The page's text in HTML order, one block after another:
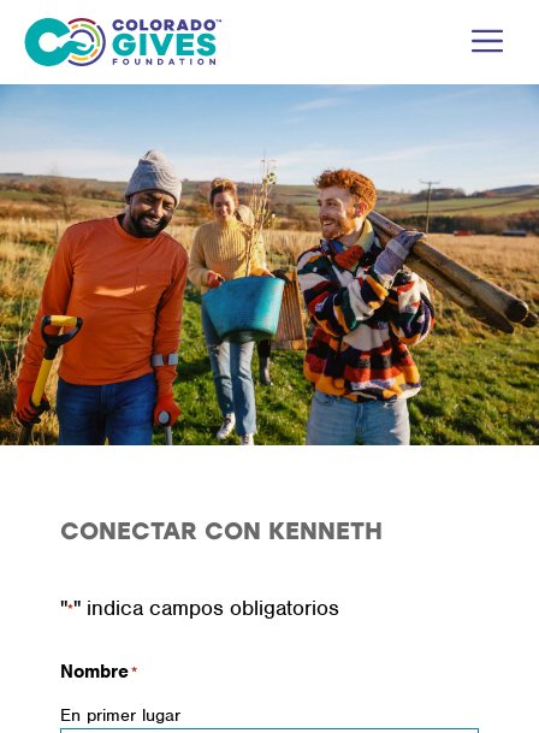
contenido
CONECTAR CON KENNETH
"*" indica campos obligatorios
Nombre*
En primer lugar